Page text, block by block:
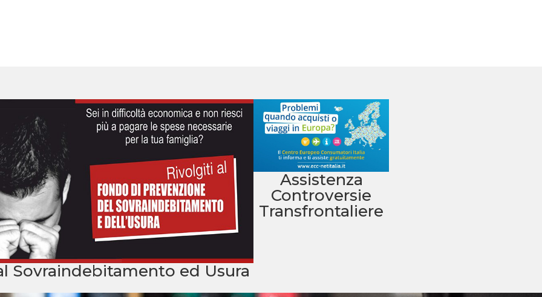
Sovraindebitamento ed Usura
Assistenza
Controversie
Transfrontaliere